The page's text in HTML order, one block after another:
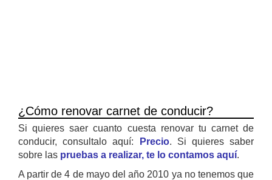
¿Cómo renovar carnet de conducir?
Si quieres saer cuanto cuesta renovar tu carnet de
conducir, consultalo aquí:
Precio. Si quieres saber
sobre las pruebas a realizar, te lo contamos aquí.
A partir de 4 de mayo del año 2010 ya no tenemos que